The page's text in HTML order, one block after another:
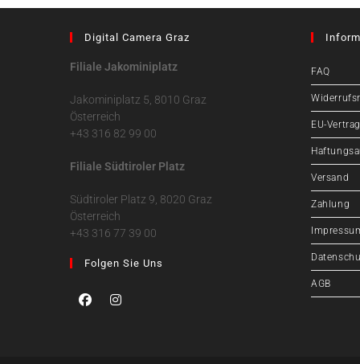
Digital Camera Graz
Filiale Jakominiplatz
Jakominiplatz 5, 8010 Graz
Österreich
+43 316 82 99 00
Filiale Südtiroler Platz
Südtiroler Platz 9, 8020 Graz
Österreich
+43 316 77 39 00
Folgen Sie Uns
FAQ
EU-
Versand
Zahlung
AGB